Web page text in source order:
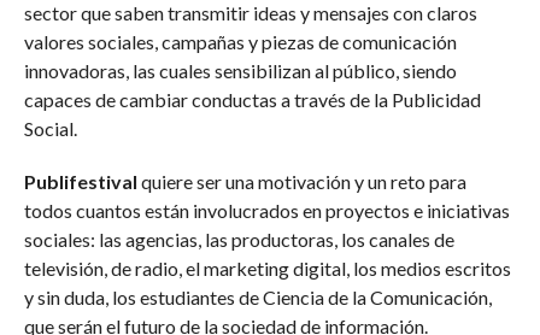
sector que saben transmitir ideas y mensajes con claros
valores sociales, campañas y piezas de comunicación
innovadoras, las cuales sensibilizan al público, siendo
capaces de cambiar conductas a través de la Publicidad
Social.
Publifestival quiere ser una motivación y un reto para
todos cuantos están involucrados en proyectos e iniciativas
sociales: las agencias, las productoras, los canales de
televisión, de radio, el marketing digital, los medios escritos
y sin duda, los estudiantes de Ciencia de la Comunicación,
que serán el futuro de la sociedad de información.